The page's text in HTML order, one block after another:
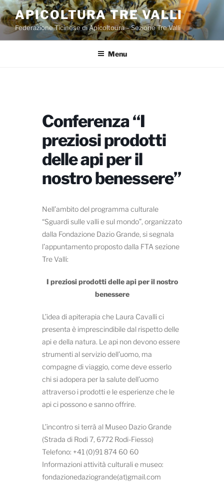
Salta
al
contenuto
APICOLTURA TRE VALLI
Federazione Ticinese di Apicoltoura – Sezione Tre Valli
Menu
Conferenza “I
preziosi prodotti
delle api per il
nostro benessere”
Nell’ambito del programma culturale
“Sguardi sulle valli e sul mondo”, organizzato
dalla Fondazione Dazio Grande, si segnala
l’appuntamento proposto dalla FTA sezione
Tre Valli:
I preziosi prodotti delle api per il nostro
benessere
L’idea di apiterapia che Laura Cavalli ci
presenta è imprescindibile dal rispetto delle
api e della natura. Le api non devono essere
strumenti al servizio dell’uomo, ma
compagne di viaggio, come deve esserlo
chi si adopera per la salute dell’uomo
attraverso i prodotti e le esperienze che le
api ci possono e sanno offrire.
L’incontro si terrà al Museo Dazio Grande
(Strada di Rodi 7, 6772 Rodi-Fiesso)
Telefono: +41 (0)91 874 60 60
Informazioni attività culturali e museo:
fondazionedaziogrande(at)gmail.com